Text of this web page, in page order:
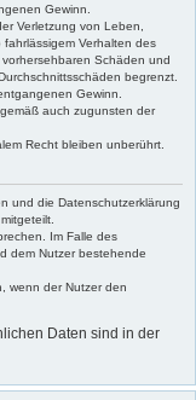
Gewinn.
Verletzung von Leben,
Verhalten des
Schäden und
begrenzt.
Gewinn.
auch zugunsten der
Recht bleiben unberührt.
und die Datenschutzerklärung
Im Falle des
dem Nutzer bestehende
wenn der Nutzer den
Daten sind in der